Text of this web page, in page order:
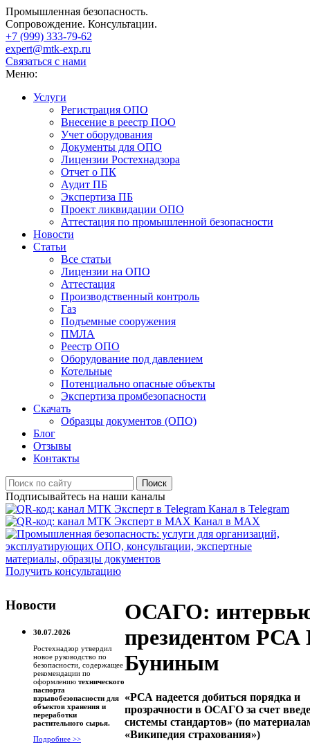
Промышленная безопасность.
Сопровождение. Консультации.
+7 (999) 333-79-62
expert@mtk-exp.ru
Связаться с нами
Меню:
Услуги
Регистрация ОПО
Внесение в реестр ПОО
Учет оборудования
Документы для ОПО
Лицензии Ростехнадзора
Отчет о ПК
Аудит ПБ
Экспертиза ПБ
Проект ликвидации ОПО
Аттестация по промышленной безопасности
Новости
Статьи
Все статьи
Лицензии на ОПО
Аттестация
Производственный контроль
Газ
Подъемные сооружения
ПМЛА
Реестр ОПО
Оборудование под давлением
Котельные
Потенциально опасные объекты
Экспертиза промбезопасности
Скачать
Образцы документов (ОПО)
Блог
Отзывы
Контакты
Поиск
Подписывайтесь на наши каналы
Канал в Telegram
Канал в MAX
Получить консультацию
Новости
30.07.2026
Ростехнадзор утвердил
новое руководство по
безопасности, содержащее
рекомендации по
оформлению технического
паспорта
взрывобезопасности для
объектов хранения и
переработки
растительного сырья.
Подробнее >>
ОСАГО:
президентом РСА
Буниным
«РСА надеется добиться порядка и
прозрачности в ОСАГО за счет
системы стандартов» (по
«Википедия страхования»)